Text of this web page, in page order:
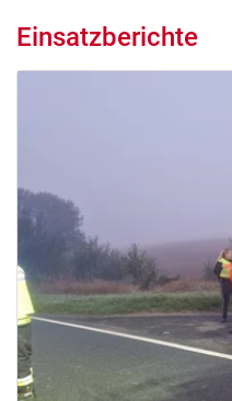
Einsatzberichte